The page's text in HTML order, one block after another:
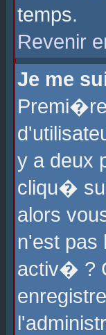
temps.
Revenir
Je me
y a deux
cliqu�
alors
n'est
activ� ?